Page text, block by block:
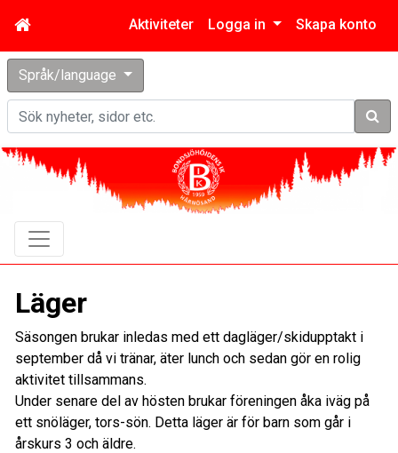
Aktiviteter Logga in Skapa konto
Språk/language
Sök
Läger
Säsongen brukar inledas med ett dagläger/skidupptakt i
september då vi tränar, äter lunch och sedan gör en rolig
aktivitet tillsammans.
Under senare del av hösten brukar föreningen åka iväg på
ett snöläger, tors-sön. Detta läger är för barn som går i
årskurs 3 och äldre.